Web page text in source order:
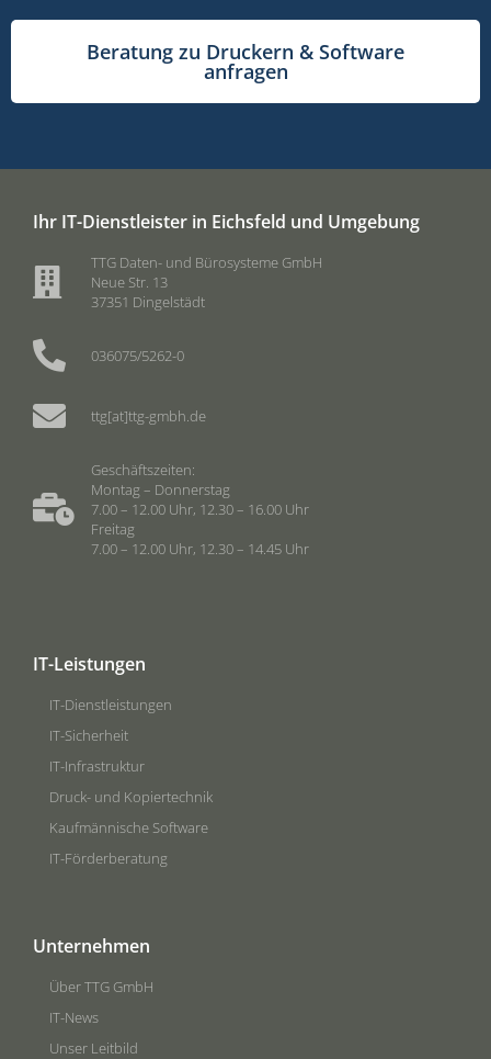
Beratung zu Druckern & Software
anfragen
Ihr IT-Dienstleister in Eichsfeld und Umgebung
TTG Daten- und Bürosysteme GmbH
Neue Str. 13
37351 Dingelstädt
036075/5262-0
ttg[at]ttg-gmbh.de
Geschäftszeiten:
Montag – Donnerstag
7.00 – 12.00 Uhr, 12.30 – 16.00 Uhr
Freitag
7.00 – 12.00 Uhr, 12.30 – 14.45 Uhr
IT-Leistungen
IT-Dienstleistungen
IT-Sicherheit
IT-Infrastruktur
Druck- und Kopiertechnik
Kaufmännische Software
IT-Förderberatung
Unternehmen
Über TTG GmbH
IT-News
Unser Leitbild